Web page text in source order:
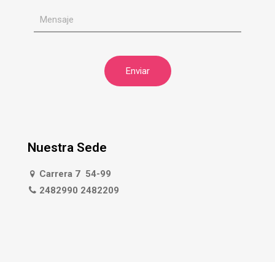
Nuestra Sede
Carrera 7 54-99
2482990 2482209